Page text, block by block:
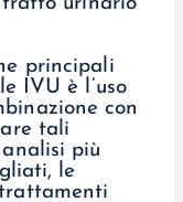
principali
IVU è l’uso
con
tali
più
le